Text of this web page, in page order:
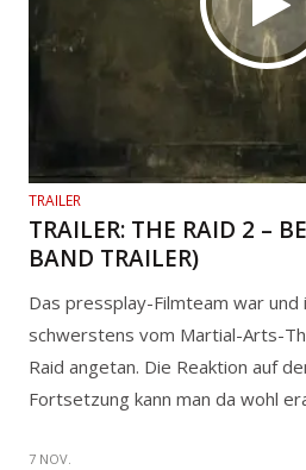
TRAILER
TRAILER: THE RAID 2 –
BAND TRAILER)
Das pressplay-Filmteam war und
schwerstens vom Martial-Arts-
Raid angetan. Die Reaktion auf
Fortsetzung kann man da wohl
7 NOV.